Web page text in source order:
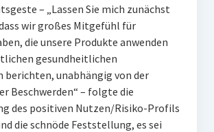
– „Lassen Sie mich zunächst
wir großes Mitgefühl für
die unsere Produkte anwenden
gesundheitlichen
berichten, unabhängig von der
Beschwerden“ – folgte die
des positiven Nutzen/Risiko-Profils
die schnöde Feststellung, es sei